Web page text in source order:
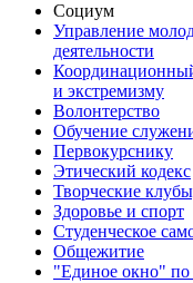
Социум
Управление
деятельности
и экстремизму
Волонтерство
Обучение
Первокурснику
Этический кодекс
Творческие
Здоровье и спорт
Студенческое
Общежитие
"Единое окно" по